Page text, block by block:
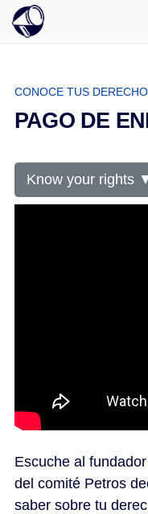
CONOCE TUS
PAGO DE
Know your rights
Escuche al
del comité Petros
saber sobre tu